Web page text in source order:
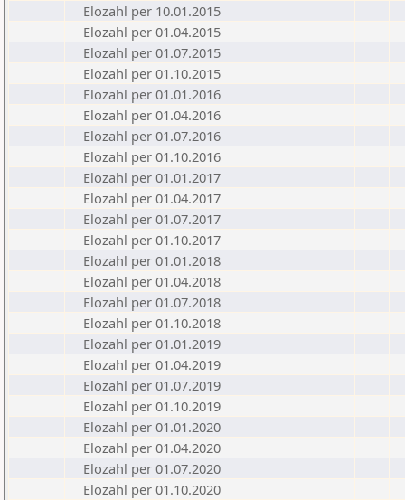
Elozahl per 10.01.2015
Elozahl per 01.04.2015
Elozahl per 01.07.2015
Elozahl per 01.10.2015
Elozahl per 01.01.2016
Elozahl per 01.04.2016
Elozahl per 01.07.2016
Elozahl per 01.10.2016
Elozahl per 01.01.2017
Elozahl per 01.04.2017
Elozahl per 01.07.2017
Elozahl per 01.10.2017
Elozahl per 01.01.2018
Elozahl per 01.04.2018
Elozahl per 01.07.2018
Elozahl per 01.10.2018
Elozahl per 01.01.2019
Elozahl per 01.04.2019
Elozahl per 01.07.2019
Elozahl per 01.10.2019
Elozahl per 01.01.2020
Elozahl per 01.04.2020
Elozahl per 01.07.2020
Elozahl per 01.10.2020